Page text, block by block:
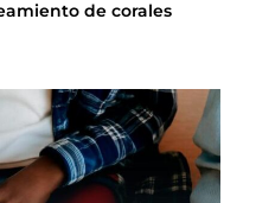
de corales